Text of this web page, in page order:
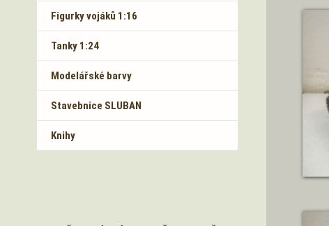
Figurky vojáků 1:16
Tanky 1:24
Modelářské barvy
Stavebnice SLUBAN
Knihy